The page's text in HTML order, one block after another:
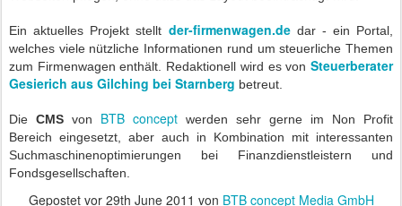
Ein aktuelles Projekt stellt der-firmenwagen.dedar - ein Portal,
welches viele nützliche Informationen rund um steuerliche Themen
zum Firmenwagen enthält. Redaktionell wird es von Steuerberater
Gesierich aus Gilching bei Starnberg betreut.
Die CMS von BTB concept werden sehr gerne im Non Profit
Bereich eingesetzt, aber auch in Kombination mit interessanten
Suchmaschinenoptimierungen bei Finanzdienstleistern und
Fondsgesellschaften.
Gepostet vor 29th June 2011 von BTB concept Media GmbH